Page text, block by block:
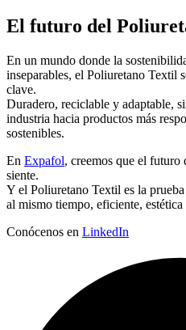
El futuro del
En un mundo donde la
inseparables, el Poliuretano Textil
clave.
Duradero, reciclable y adaptable,
industria hacia productos más
sostenibles.
En Expafol, creemos que el futuro
siente.
Y el Poliuretano Textil es la
al mismo tiempo, eficiente, estética
Conócenos en LinkedIn